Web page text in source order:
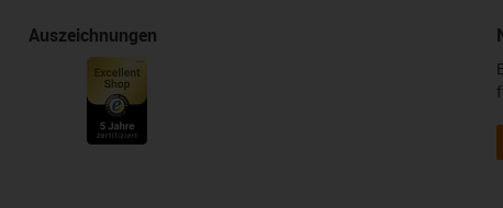
Auszeichnungen